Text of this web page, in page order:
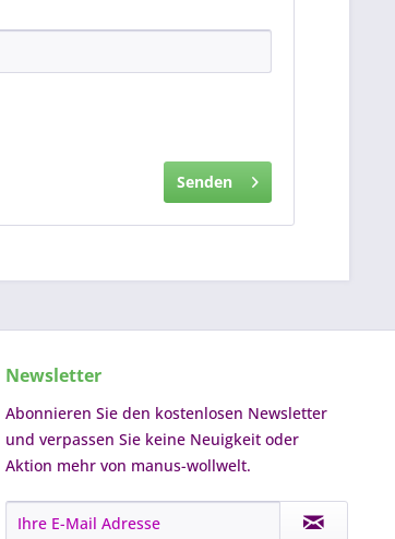
Senden
Newsletter
Abonnieren Sie den kostenlosen Newsletter
und verpassen Sie keine Neuigkeit oder
Aktion mehr von manus-wollwelt.